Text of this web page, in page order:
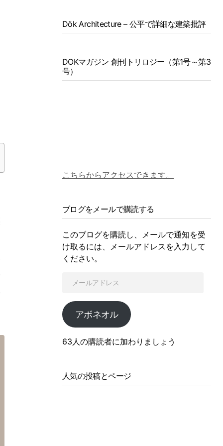
Dök Architecture – 公平で詳細な建築批評
DOKマガジン 創刊トリロジー（第1号～第3
号）
こちらからアクセスできます。
ブログをメールで購読する
このブログを購読し、メールで通知を受
け取るには、メールアドレスを入力して
ください。
アボネオル
63人の購読者に加わりましょう
人気の投稿とページ